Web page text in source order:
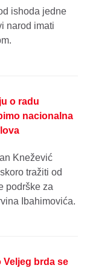
ishoda jedne
narod imati
o radu
nacionalna
Knežević
tražiti od
podrške za
Ibahimovića.
brda se